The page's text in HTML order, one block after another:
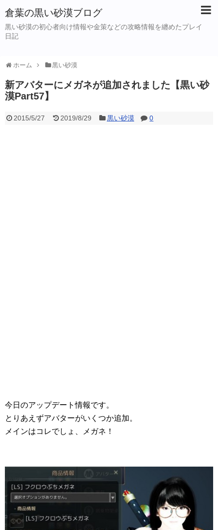
倉葉の黒い砂漠ブログ
黒い砂漠の初心者向け情報や金策などの攻略情報を纏めたプレイ
日記
ホーム 黒い砂漠
新アバターにメガネが追加されました【黒い砂
漠Part57】
2015/5/27 2019/8/29 黒い砂漠 0
今日のアップデート情報です。
とりあえずアバターがいくつか追加。
メインはコレでしょ、メガネ！